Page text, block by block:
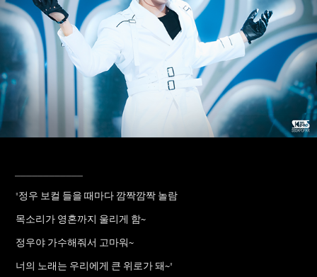
"정우 보컬 들을 때마다 깜짝깜짝 놀람
목소리가 영혼까지 울리게 함~
정우야 가수해줘서 고마워~
너의 노래는 우리에게 큰 위로가 돼~"